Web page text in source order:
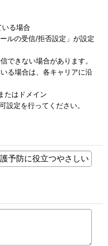
る場合
ルの受信/拒否設定」が設定
きない場合があります。
場合は、各キャリアに沿
たはドメイン
設定を行ってください。